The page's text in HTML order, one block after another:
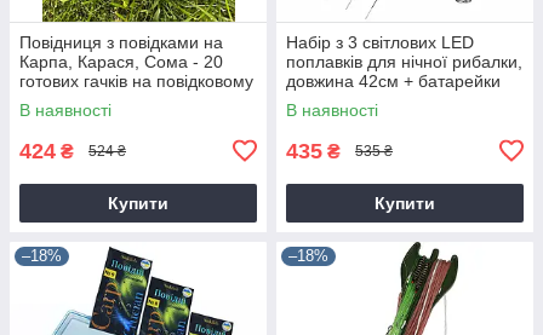
Повідниця з повідками на
Карпа, Карася, Сома - 20
готових гачків на повідковому
матеріалі
В наявності
424 ₴ 524 ₴
Купити
Набір з 3 світлових LED
поплавків для нічної рибалки,
довжина 42см + батарейки
CR425-5шт
В наявності
435 ₴ 535 ₴
Купити
–18% –18%